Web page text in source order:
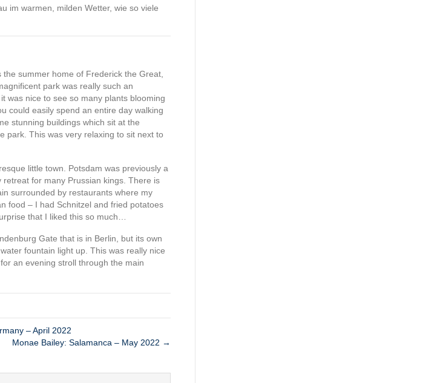
im warmen, milden Wetter, wie so viele
summer home of Frederick the Great,
park was really such an
was nice to see so many plants blooming
could easily spend an entire day walking
stunning buildings which sit at the
park. This was very relaxing to sit next to
little town. Potsdam was previously a
for many Prussian kings. There is
surrounded by restaurants where my
food – I had Schnitzel and fried potatoes
that I liked this so much…
Gate that is in Berlin, but its own
fountain light up. This was really nice
an evening stroll through the main
– April 2022
Monae Bailey: Salamanca – May 2022 →